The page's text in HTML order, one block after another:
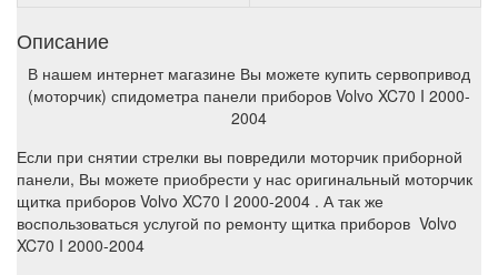
Описание
В нашем интернет магазине Вы можете купить сервопривод
(моторчик) спидометра панели приборов Volvo XC70 I 2000-
2004
Если при снятии стрелки вы повредили моторчик приборной
панели, Вы можете приобрести у нас оригинальный моторчик
щитка приборов Volvo XC70 I 2000-2004 . А так же
воспользоваться услугой по ремонту щитка приборов Volvo
XC70 I 2000-2004